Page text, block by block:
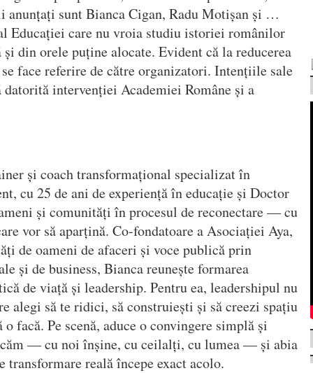
sunt Bianca Cigan, Radu Motișan și …
Educației care nu vroia studiu istoriei românilor
din orele puține alocate. Evident că la reducerea
face referire de către organizatori. Intențiile sale
datorită intervenției Academiei Române și a
și coach transformațional specializat în
cu 25 de ani de experiență în educație și Doctor
și comunități în procesul de reconectare — cu
vor să aparțină. Co-fondatoare a Asociației Aya,
de oameni de afaceri și voce publică prin
și de business, Bianca reunește formarea
de viață și leadership. Pentru ea, leadershipul nu
alegi să te ridici, să construiești și să creezi spațiu
facă. Pe scenă, aduce o convingere simplă și
— cu noi înșine, cu ceilalți, cu lumea — și abia
transformare reală începe exact acolo.